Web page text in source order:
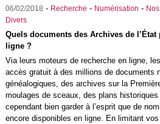
06/02/2018 - Recherche - Numérisation -
Divers
Quels documents des Archives de
ligne ?
Via leurs moteurs de recherche en ligne,
accès gratuit à des millions de documents
généalogiques, des archives sur la
moulages de sceaux, des plans
cependant bien garder à l’esprit que de
encore disponibles en ligne. En limitant